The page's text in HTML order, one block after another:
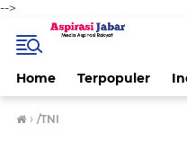
-->
Home Terpopuler
› /TNI